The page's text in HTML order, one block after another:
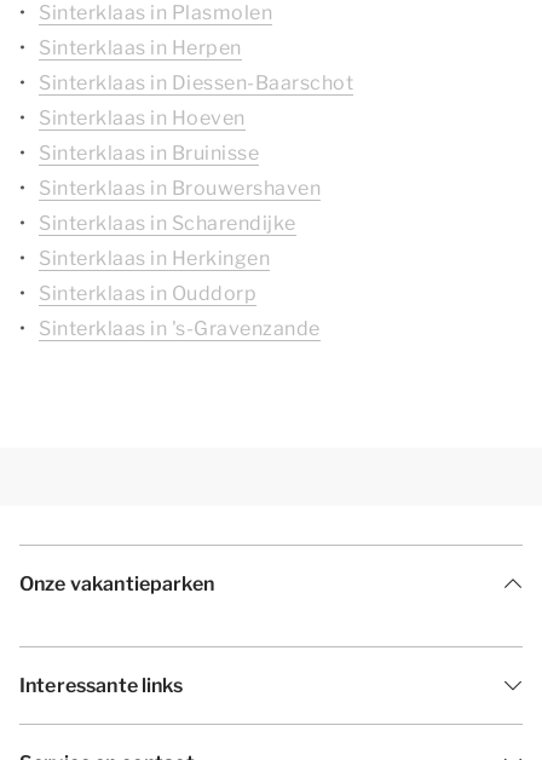
Sinterklaas in Plasmolen
Sinterklaas in Herpen
Sinterklaas in Diessen-Baarschot
Sinterklaas in Hoeven
Sinterklaas in Bruinisse
Sinterklaas in Brouwershaven
Sinterklaas in Scharendijke
Sinterklaas in Herkingen
Sinterklaas in Ouddorp
Sinterklaas in 's-Gravenzande
Onze vakantieparken
Interessante links